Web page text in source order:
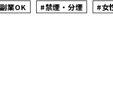
業OK #禁煙・分煙 #女